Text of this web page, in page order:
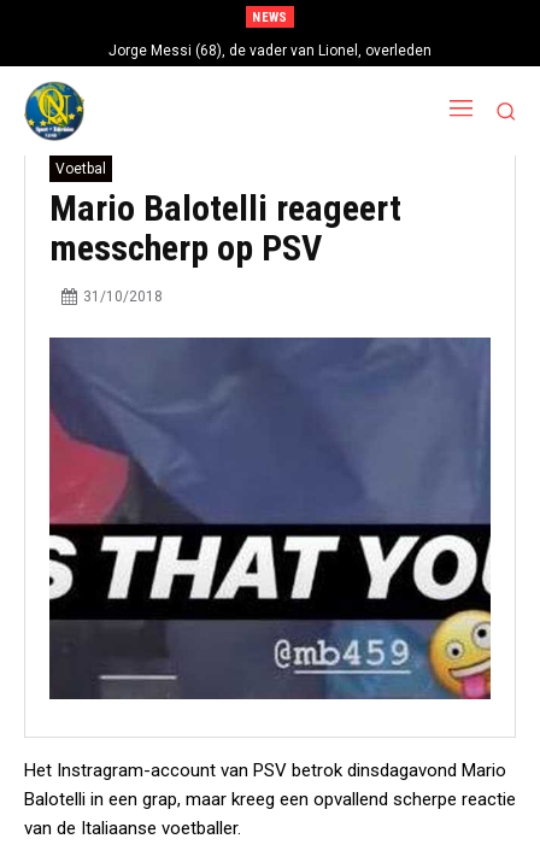
NEWS
Jorge Messi (68), de vader van Lionel, overleden
Voetbal
Mario Balotelli reageert
messcherp op PSV
31/10/2018
Het Instragram-account van PSV betrok dinsdagavond Mario
Balotelli in een grap, maar kreeg een opvallend scherpe reactie
van de Italiaanse voetballer.